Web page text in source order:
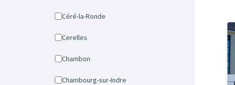
Céré-la-Ronde
Cerelles
Chambon
Chambourg-sur-Indre